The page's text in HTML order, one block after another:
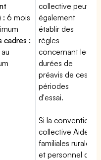
: 6 mois
cadres :
collective peut
également
établir des
règles
concernant les
durées de
préavis de ces
périodes
d'essai.
Si la convention
collective Aides
familiales rurales
et personnel de